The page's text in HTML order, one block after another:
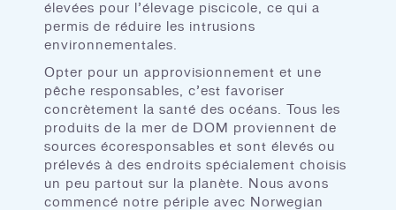
élevées pour l’élevage piscicole, ce qui a
permis de réduire les intrusions
environnementales.
Opter pour un approvisionnement et une
pêche responsables, c’est favoriser
concrètement la santé des océans. Tous les
produits de la mer de DOM proviennent de
sources écoresponsables et sont élevés ou
prélevés à des endroits spécialement choisis
un peu partout sur la planète. Nous avons
commencé notre périple avec Norwegian